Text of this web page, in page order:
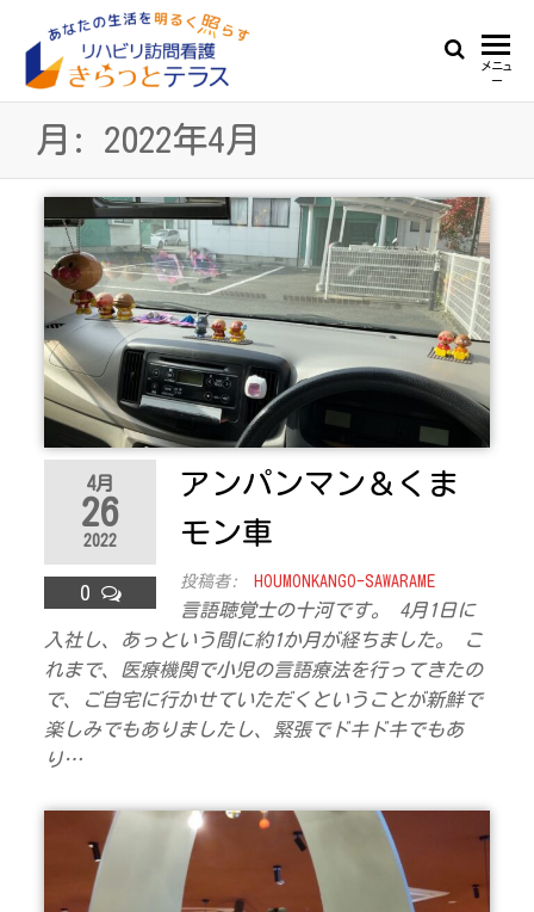
the
ハ
リ
訪
問
看
護
き
ら
っ
と
ラ
ス
活
を
る
く
照
ら
す
メニュ
ー
月: 2022年4月
4月
26
2022
0
アンパンマン＆くま
モン車
投稿者: HOUMONKANGO-SAWARAME
言語聴覚士の十河です。 4月1日に
入社し、あっという間に約1か月が経ちました。 こ
れまで、医療機関で小児の言語療法を行ってきたの
で、ご自宅に行かせていただくということが新鮮で
楽しみでもありましたし、緊張でドキドキでもあ
り…